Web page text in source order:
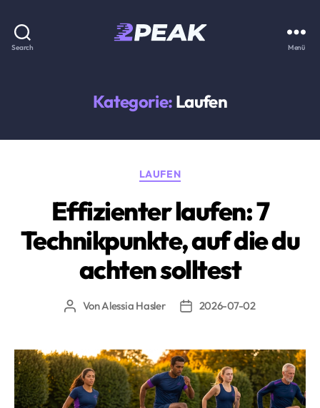
Search Menü
Kategorie: Laufen
Kategorien
LAUFEN
Effizienter laufen: 7
Technikpunkte, auf die du
achten solltest
Beitragsautor
VonAlessia Hasler Beitragsdatum
2026-07-02